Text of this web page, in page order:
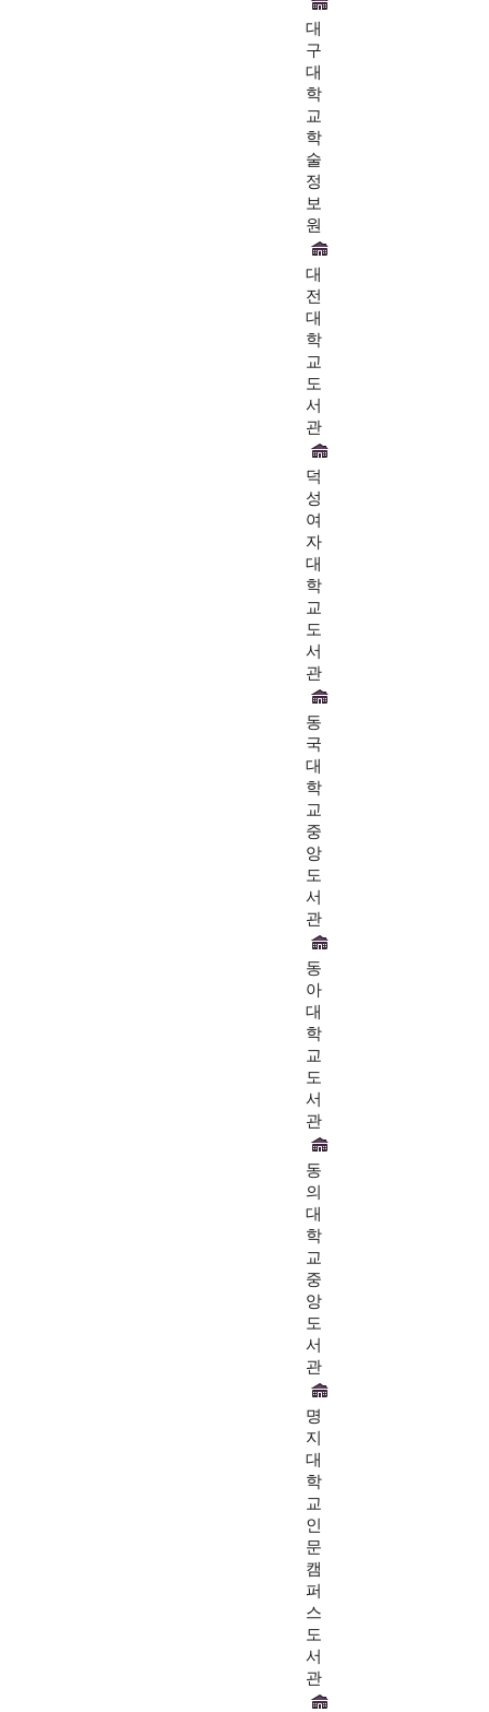
대
구
대
학
교
학
술
정
보
원
대
전
대
학
교
도
서
관
덕
성
여
자
대
학
교
도
서
관
동
국
대
학
교
중
앙
도
서
관
동
아
대
학
교
도
서
관
동
의
대
학
교
중
앙
도
서
관
명
지
대
학
교
인
문
캠
퍼
스
도
서
관